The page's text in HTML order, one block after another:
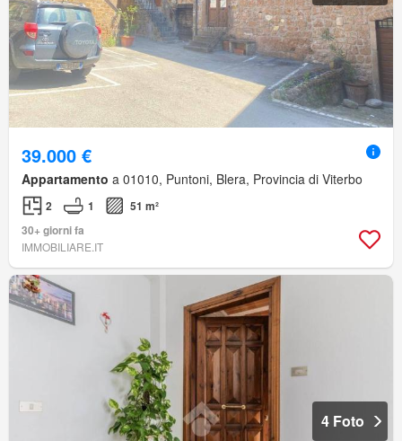
39.000 €
Appartamento a 01010, Puntoni, Blera, Provincia di Viterbo
2 1
51 m²
30+ giorni fa
IMMOBILIARE.IT
4 Foto